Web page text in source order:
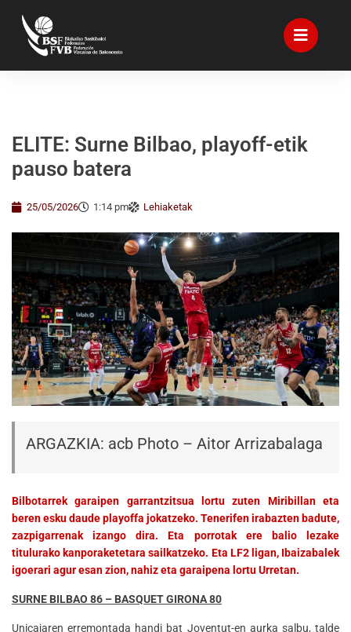
ELITE: Surne Bilbao, playoff-etik
pauso batera
25/05/2026 1:14 pm Lehiaketak
ARGAZKIA: acb Photo – Aitor Arrizabalaga
Bilbotarrek garaipen garrantzitsua lortu zuten Miribillan eta
beren esku daude playoffa jokatzeko. Tenerifen irabazten badute,
zazpigarrenak izango dira. Eta porrotak ere balio lezake
titulurako kanporaketetara sailkatzeko. Eta LF2 ligan, Ibaizabalek
igoerari agur esan zion, nahiz eta garaipena lortu Urretan.
SURNE BILBAO 86 – BASQUET GIRONA 80
Unicajaren erremontada handi bat Joventut-en aurka salbu, talde